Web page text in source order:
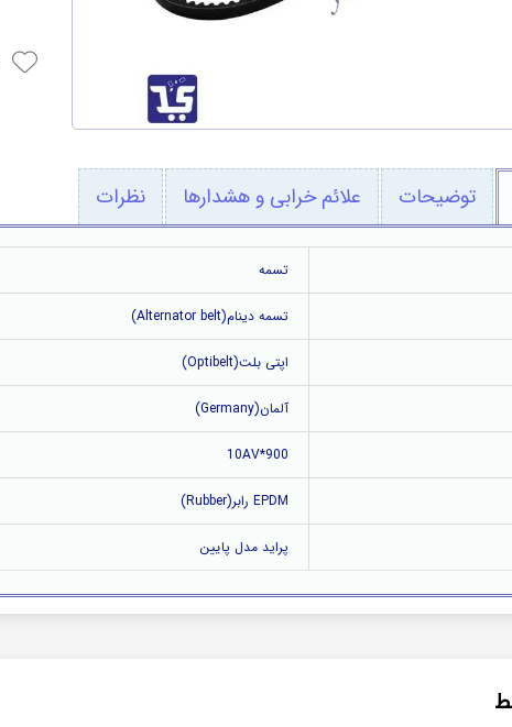
توضیحات علائم خرابی و هشدارها نظرات
تسمه
تسمه دینام(Alternator belt)
اپتی بلت(Optibelt)
آلمان(Germany)
10AV*900
EPDM رابر(Rubber)
پراید مدل پایین